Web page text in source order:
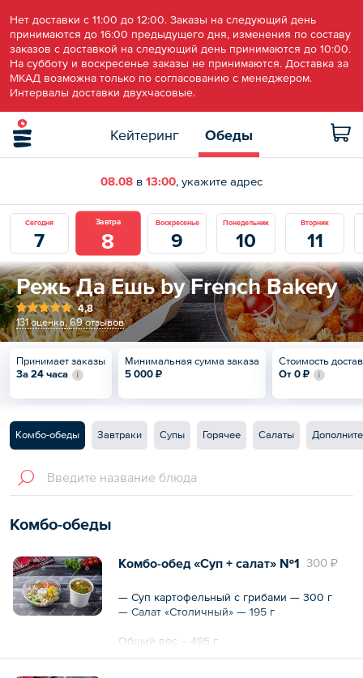
Нет доставки с 11:00 до 12:00. Заказы на следующий день
принимаются до 16:00 предыдущего дня, изменения по составу
заказов с доставкой на следующий день принимаются до 10:00.
На субботу и воскресенье заказы не принимаются. Доставка за
МКАД возможна только по согласованию с менеджером.
Интервалы доставки двухчасовые.
Кейтеринг Обеды
08.08 в 13:00, укажите адрес
Сегодня
7
Завтра
8
Воскресенье
9
Понедельник
10
Вторник
11
Режь Да Ешь by French Bakery
4,8
131 оценка,69 отзывов
Принимает заказы
За 24 часа
Минимальная сумма заказа
5 000 ₽
Стоимость
От 0 ₽
Комбо-обеды Завтраки Супы Горячее Салаты
Комбо-обеды
300 ₽
Комбо-обед «Суп + салат» №1
— Суп картофельный с грибами — 300 г
— Салат «Столичный» — 195 г
Общий вес – 495 г